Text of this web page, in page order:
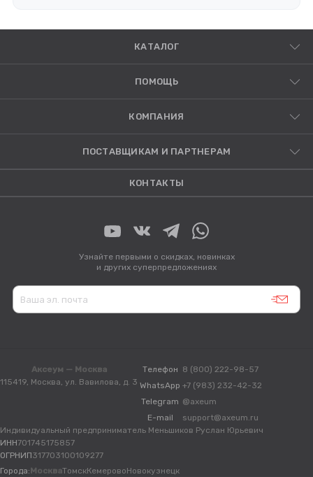
КАТАЛОГ
ПОМОЩЬ
КОМПАНИЯ
ПОСТАВЩИКАМ И ПАРТНЕРАМ
КОНТАКТЫ
Узнайте первыми о скидках, новинках
и других суперпредложениях
Аксеум — Москва
115419, Москва, ул. Вавилова, д. 3
Телефон 8 (800) 222-98-57
WhatsApp +7 (983) 232-42-32
Telegram @axeum
E-mail
support@axeum.ru
Индивидуальный предприниматель Меньшиков Руслан Юрьевич
ИНН701745175857
ОГРНИП317703100109277
Города: МоскваТомскКемеровоНовокузнецк